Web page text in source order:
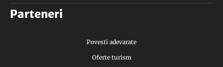
Parteneri
Povesti adevarate
Oferte turism